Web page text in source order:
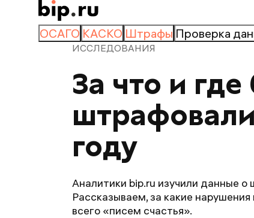
ОСАГО КАСКО Штрафы Проверка
ИССЛЕДОВАНИЯ
За что и
году
Аналитики bip.ru изучили данные
Рассказываем, за какие
всего «писем счастья».